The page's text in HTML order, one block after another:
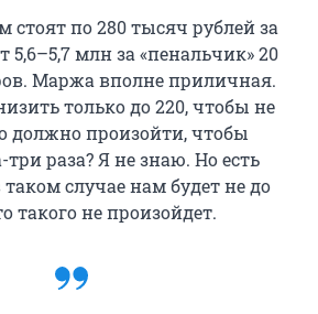
стоят по 280 тысяч рублей за
5,6–5,7 млн за «пенальчик» 20
Маржа вполне приличная.
только до 220, чтобы не
должно произойти, чтобы
раза? Я не знаю. Но есть
таком случае нам будет не до
такого не произойдет.